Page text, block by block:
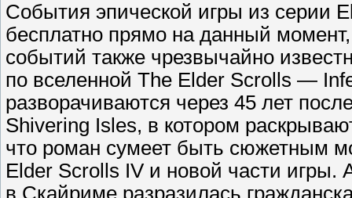
События эпической игры из серии
бесплатно прямо на данный
событий также чрезвычайно
по вселенной The Elder Scrolls —
разворачиваются через 45 лет
Shivering Isles, в котором
что роман сумеет быть сюжетным
Elder Scrolls IV и новой части игры.
в Скайриме разразилась